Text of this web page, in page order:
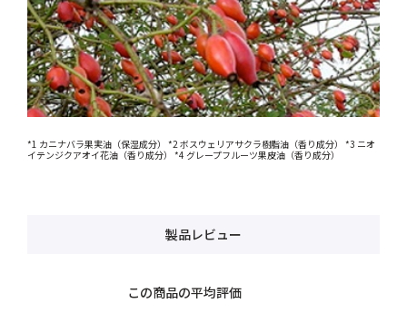
*1 カニナバラ果実油（保湿成分） *2 ボスウェリアサクラ樹脂油（香り成分） *3 ニオ
イテンジクアオイ花油（香り成分） *4 グレープフルーツ果皮油（香り成分）
製品レビュー